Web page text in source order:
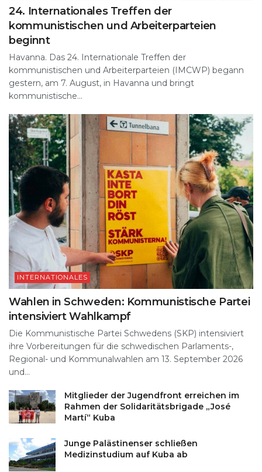
24. Internationales Treffen der
kommunistischen und Arbeiterparteien
beginnt
Havanna. Das 24. Internationale Treffen der
kommunistischen und Arbeiterparteien (IMCWP) begann
gestern, am 7. August, in Havanna und bringt
kommunistische...
INTERNATIONALES
Wahlen in Schweden: Kommunistische Partei
intensiviert Wahlkampf
Die Kommunistische Partei Schwedens (SKP) intensiviert
ihre Vorbereitungen für die schwedischen Parlaments-,
Regional- und Kommunalwahlen am 13. September 2026
und...
Mitglieder der Jugendfront erreichen im
Rahmen der Solidaritätsbrigade „José
Martí“ Kuba
Junge Palästinenser schließen
Medizinstudium auf Kuba ab